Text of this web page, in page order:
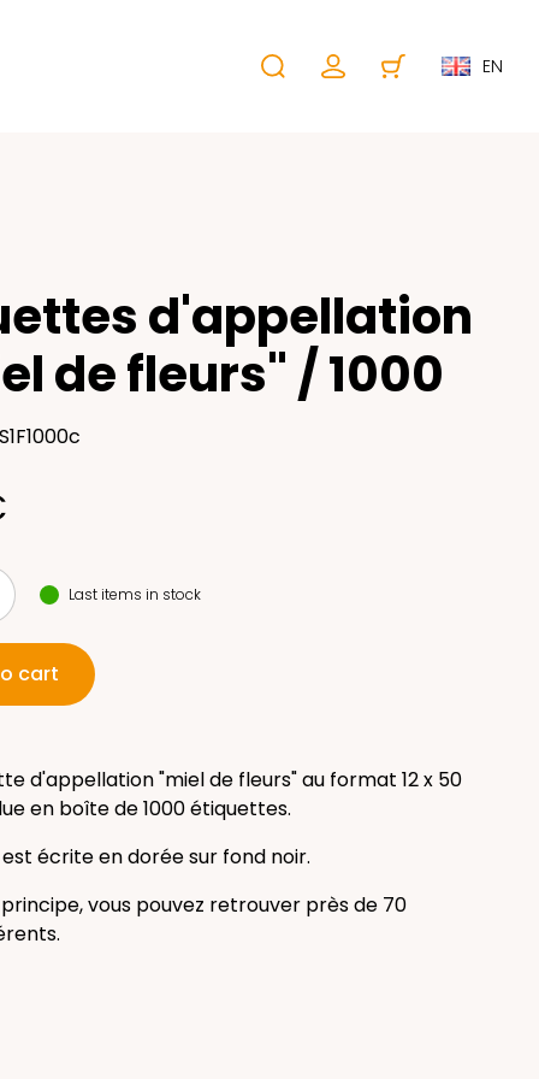
EN
d'appellation
de fleurs" / 1000
Last items in stock
cart
d'appellation "miel de fleurs" au format 12 x 50
en boîte de 1000 étiquettes.
écrite en dorée sur fond noir.
vous pouvez retrouver près de 70